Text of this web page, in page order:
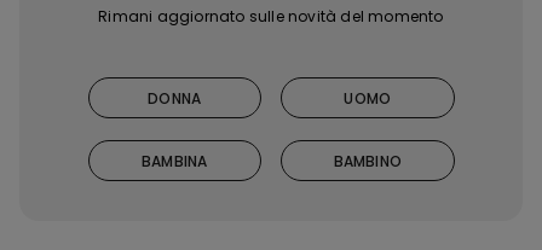
Rimani aggiornato sulle novità del momento
DONNA UOMO
BAMBINA BAMBINO